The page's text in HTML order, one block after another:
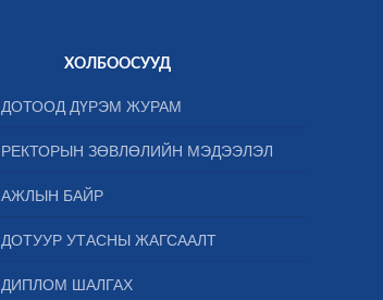
ХОЛБООСУУД
ДОТООД ДҮРЭМ ЖУРАМ
РЕКТОРЫН ЗӨВЛӨЛИЙН МЭДЭЭЛЭЛ
АЖЛЫН БАЙР
ДОТУУР УТАСНЫ ЖАГСААЛТ
ДИПЛОМ ШАЛГАХ